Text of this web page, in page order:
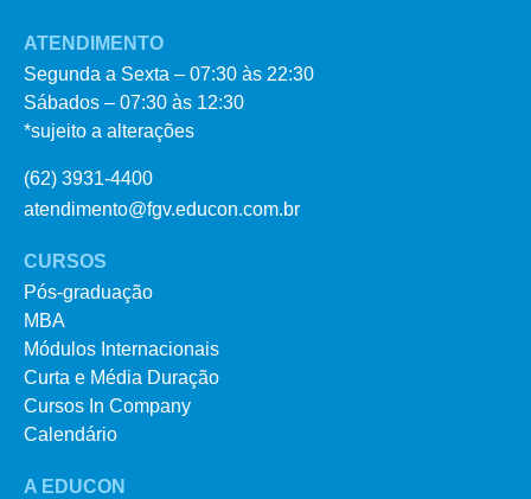
ATENDIMENTO
Segunda a Sexta – 07:30 às 22:30
Sábados – 07:30 às 12:30
*sujeito a alterações
(62) 3931-4400
atendimento@fgv.educon.com.br
CURSOS
Pós-graduação
MBA
Módulos Internacionais
Curta e Média Duração
Cursos In Company
Calendário
A EDUCON